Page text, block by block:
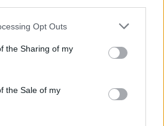
Opt Outs
the Sharing of my
the Sale of my
Cette région française
accessibilité exceptionnelle